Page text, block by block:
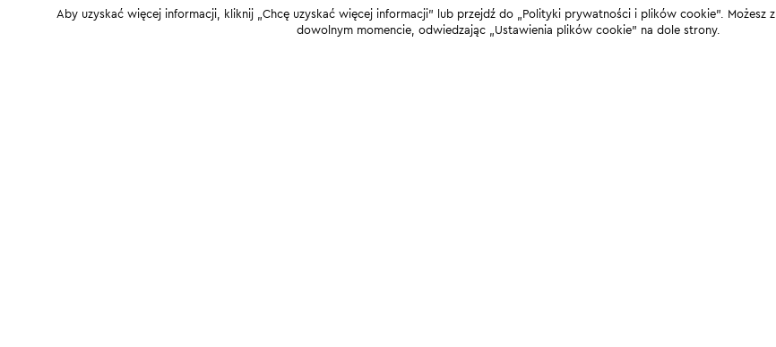
Aby uzyskać więcej informacji, kliknij „Chcę uzyskać więcej informacji” lub przejdź do „Polityki prywatności i plików cookie”. Możesz
dowolnym momencie, odwiedzając „Ustawienia plików cookie” na dole strony.